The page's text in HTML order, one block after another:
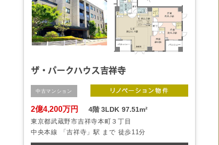
ザ・パークハウス吉祥寺
中古マンション
2億4,200万円 4階 3LDK 97.51m²
東京都武蔵野市吉祥寺本町３丁目
中央本線
「吉祥寺」駅 まで 徒歩11分